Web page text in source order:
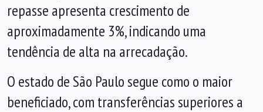
repasse apresenta crescimento de
aproximadamente 3%, indicando uma
tendência de alta na arrecadação.
O estado de São Paulo segue como o maior
beneficiado, com transferências superiores a